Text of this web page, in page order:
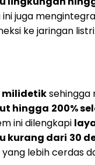
juga
ke jaringan
milidetiksehingga
hingga 200%
ini dilengkapi
kurang dari 30
lebih cerdas